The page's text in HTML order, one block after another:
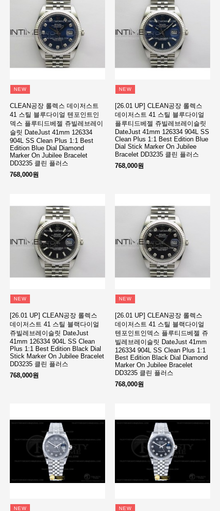
NEW
CLEAN공장 롤렉스 데이저스트
41 스틸 블루다이얼 텐포인트인
덱스 플루티드베젤 쥬빌레브레이
슬릿 DateJust 41mm 126334
904L SS Clean Plus 1:1 Best
Edition Blue Dial Diamond
Marker On Jubilee Bracelet
DD3235 클린 플러스
768,000원
NEW
[26.01 UP] CLEAN공장 롤렉스
데이저스트 41 스틸 블루다이얼
플루티드베젤 쥬빌레브레이슬릿
DateJust 41mm 126334 904L SS
Clean Plus 1:1 Best Edition Blue
Dial Stick Marker On Jubilee
Bracelet DD3235 클린 플러스
768,000원
NEW
[26.01 UP] CLEAN공장 롤렉스
데이저스트 41 스틸 블랙다이얼
쥬빌레브레이슬릿 DateJust
41mm 126334 904L SS Clean
Plus 1:1 Best Edition Black Dial
Stick Marker On Jubilee Bracelet
DD3235 클린 플러스
768,000원
NEW
[26.01 UP] CLEAN공장 롤렉스
데이저스트 41 스틸 블랙다이얼
텐포인트인덱스 플루티드베젤 쥬
빌레브레이슬릿 DateJust 41mm
126334 904L SS Clean Plus 1:1
Best Edition Black Dial Diamond
Marker On Jubilee Bracelet
DD3235 클린 플러스
768,000원
NEW NEW